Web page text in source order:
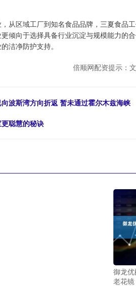
从区域工厂到知名食品品牌，三夏食品
倾向于选择具备行业沉淀与规模能力的
洁净防护支持。
倍顺网配资提示：
波斯湾方向折返 暂未通过霍尔木兹海峡
聪慧的秘诀
御龙
老花